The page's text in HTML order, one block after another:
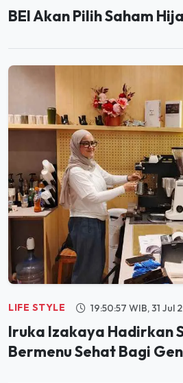
BEI Akan Pilih Saham
LIFE STYLE 19:50:57 WIB, 31 Jul
Iruka Izakaya Hadirkan
Bermenu Sehat Bagi